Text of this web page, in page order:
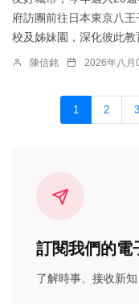
府訪團前往日本東京八
校及姊妹園，深化彼此教
陳信銘 2026年八月
1 2 3
訂閱我們的電
了解時事、接收新